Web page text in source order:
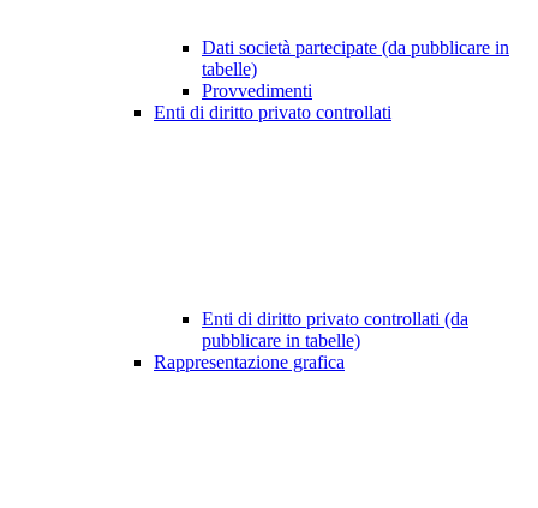
Dati società partecipate (da pubblicare in
tabelle)
Provvedimenti
Enti di diritto privato controllati
Enti di diritto privato controllati (da
pubblicare in tabelle)
Rappresentazione grafica